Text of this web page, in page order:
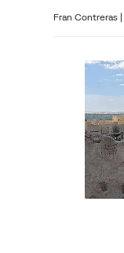
Fran Contreras |